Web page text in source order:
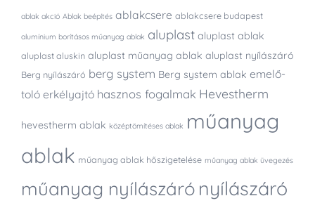
ablak akció Ablak beépítés ablakcsere ablakcsere budapest
alumínium borításos műanyag ablak aluplast aluplast ablak
aluplast aluskin aluplast műanyag ablak aluplast nyílászáró
Berg nyílászáró berg system Berg system ablak emelő-
toló erkélyajtó hasznos fogalmak Hevestherm
hevestherm ablak középtömítéses ablak műanyag
ablak műanyag ablak hőszigetelése műanyag ablak üvegezés
műanyag nyílászáró nyílászáró